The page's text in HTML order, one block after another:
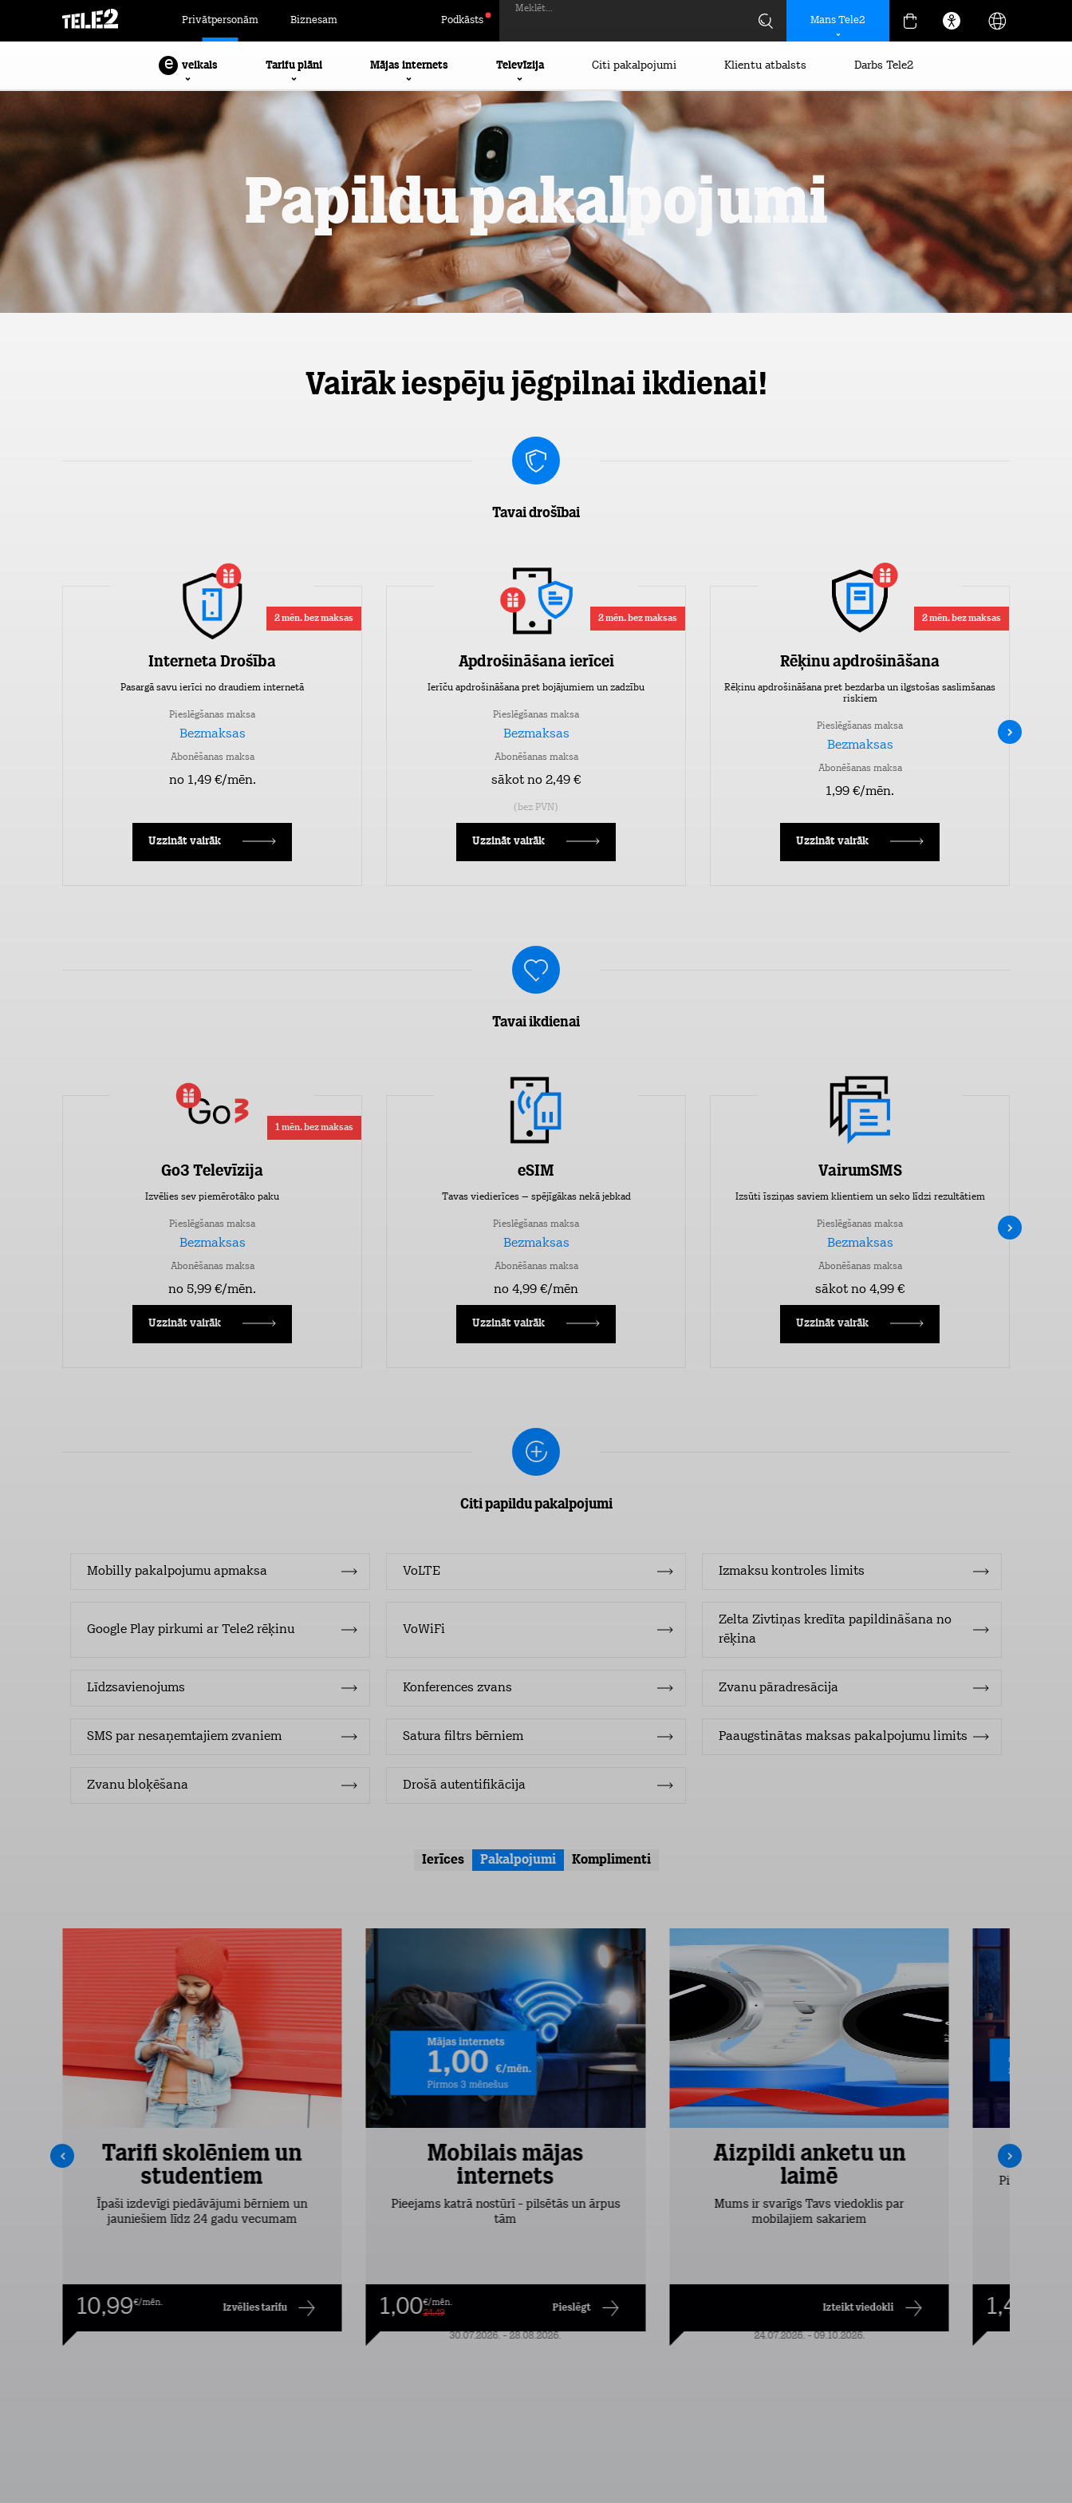
Privātpersonām Biznesam Podkāsts
Meklēt...
Mans Tele2
e veikals Tarifu plāni Mājas internets Televīzija Citi pakalpojumi Klientu atbalsts Darbs Tele2
Papildu pakalpojumi
Vairāk iespēju jēgpilnai ikdienai!
Tavai drošībai
2 mēn. bez maksas
Interneta Drošība
Pasargā savu ierīci no draudiem internetā
Pieslēgšanas maksa
Bezmaksas
Abonēšanas maksa
no 1,49 €/mēn.
Uzzināt vairāk
2 mēn. bez maksas
Apdrošināšana ierīcei
Ierīču apdrošināšana pret bojājumiem un zadzību
Pieslēgšanas maksa
Bezmaksas
Abonēšanas maksa
sākot no 2,49 €
(bez PVN)
Uzzināt vairāk
2 mēn. bez maksas
Rēķinu apdrošināšana
Rēķinu apdrošināšana pret bezdarba un ilgstošas saslimšanas
riskiem
Pieslēgšanas maksa
Bezmaksas
Abonēšanas maksa
1,99 €/mēn.
Uzzināt vairāk
Tavai ikdienai
1 mēn. bez maksas
Go3 Televīzija
Izvēlies sev piemērotāko paku
Pieslēgšanas maksa
Bezmaksas
Abonēšanas maksa
no 5,99 €/mēn.
Uzzināt vairāk
eSIM
Tavas viedierīces – spējīgākas nekā jebkad
Pieslēgšanas maksa
Bezmaksas
Abonēšanas maksa
no 4,99 €/mēn
Uzzināt vairāk
VairumSMS
Izsūti īsziņas saviem klientiem un seko līdzi rezultātiem
Pieslēgšanas maksa
Bezmaksas
Abonēšanas maksa
sākot no 4,99 €
Uzzināt vairāk
Citi papildu pakalpojumi
Mobilly pakalpojumu apmaksa VoLTE Izmaksu kontroles limits
Google Play pirkumi ar Tele2 rēķinu VoWiFi
Zelta Zivtiņas kredīta papildināšana no
rēķina
Līdzsavienojums Konferences zvans Zvanu pāradresācija
SMS par nesaņemtajiem zvaniem Satura filtrs bērniem Paaugstinātas maksas pakalpojumu limits
Zvanu bloķēšana Drošā autentifikācija
Ierīces Pakalpojumi Komplimenti
Tarifi skolēniem un
studentiem
Īpaši izdevīgi piedāvājumi bērniem un
jauniešiem līdz 24 gadu vecumam
10,99€/mēn. Izvēlies tarifu
Mobilais mājas
internets
Pieejams katrā nostūrī - pilsētās un ārpus
tām
1,00€/mēn.
24,49
Pieslēgt
30.07.2026. - 28.08.2026.
Aizpildi anketu un
laimē
Mums ir svarīgs Tavs viedoklis par
mobilajiem sakariem
Izteikt viedokli
24.07.2026. - 09.10.2026.
Pirmos 2
1,49